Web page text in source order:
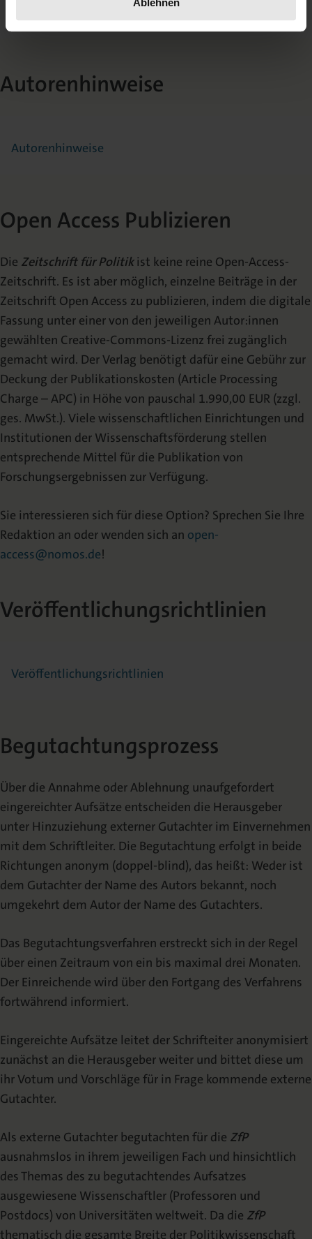
Autorenhinweise
Autorenhinweise
Open Access Publizieren
Die Zeitschrift für Politikist keine reine Open-Access-
Zeitschrift. Es ist aber möglich, einzelne Beiträge in der
Zeitschrift Open Access zu publizieren, indem die digitale
Fassung unter einer von den jeweiligen Autor:innen
gewählten Creative-Commons-Lizenz frei zugänglich
gemacht wird. Der Verlag benötigt dafür eine Gebühr zur
Deckung der Publikationskosten (Article Processing
Charge – APC) in Höhe von pauschal 1.990,00 EUR (zzgl.
ges. MwSt.). Viele wissenschaftlichen Einrichtungen und
Institutionen der Wissenschaftsförderung stellen
entsprechende Mittel für die Publikation von
Forschungsergebnissen zur Verfügung.
Sie interessieren sich für diese Option? Sprechen Sie Ihre
Redaktion an oder wenden sich an open-
access@nomos.de!
Veröffentlichungsrichtlinien
Veröffentlichungsrichtlinien
Begutachtungsprozess
Über die Annahme oder Ablehnung unaufgefordert
eingereichter Aufsätze entscheiden die Herausgeber
unter Hinzuziehung externer Gutachter im Einvernehmen
mit dem Schriftleiter. Die Begutachtung erfolgt in beide
Richtungen anonym (doppel-blind), das heißt: Weder ist
dem Gutachter der Name des Autors bekannt, noch
umgekehrt dem Autor der Name des Gutachters.
Das Begutachtungsverfahren erstreckt sich in der Regel
über einen Zeitraum von ein bis maximal drei Monaten.
Der Einreichende wird über den Fortgang des Verfahrens
fortwährend informiert.
Eingereichte Aufsätze leitet der Schrifteiter anonymisiert
zunächst an die Herausgeber weiter und bittet diese um
ihr Votum und Vorschläge für in Frage kommende externe
Gutachter.
Als externe Gutachter begutachten für die ZfP
ausnahmslos in ihrem jeweiligen Fach und hinsichtlich
des Themas des zu begutachtendes Aufsatzes
ausgewiesene Wissenschaftler (Professoren und
Postdocs) von Universitäten weltweit. Da die ZfP
thematisch die gesamte Breite der Politikwissenschaft